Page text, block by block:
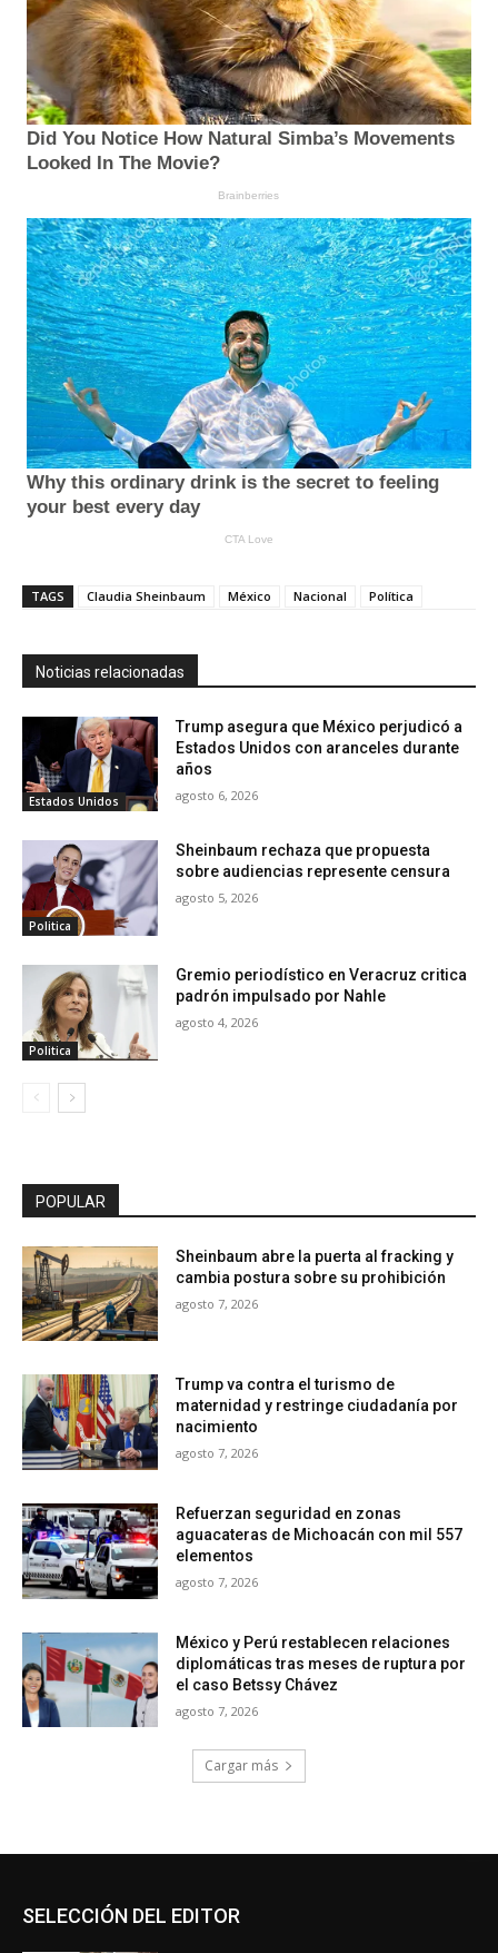
TAGS Claudia Sheinbaum México Nacional Política
Noticias relacionadas
Estados Unidos
Trump asegura que México perjudicó a
Estados Unidos con aranceles durante
años
agosto 6, 2026
Politica
Sheinbaum rechaza que propuesta
sobre audiencias represente censura
agosto 5, 2026
Politica
Gremio periodístico en Veracruz critica
padrón impulsado por Nahle
agosto 4, 2026
POPULAR
Sheinbaum abre la puerta al fracking y
cambia postura sobre su prohibición
agosto 7, 2026
Trump va contra el turismo de
maternidad y restringe ciudadanía por
nacimiento
agosto 7, 2026
Refuerzan seguridad en zonas
aguacateras de Michoacán con mil 557
elementos
agosto 7, 2026
México y Perú restablecen relaciones
diplomáticas tras meses de ruptura por
el caso Betssy Chávez
agosto 7, 2026
Cargar más
SELECCIÓN DEL EDITOR